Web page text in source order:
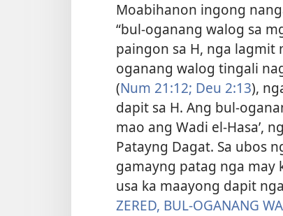
Moabihanon ingong
“bul-oganang walog sa
paingon sa H, nga
oganang walog tingali
(Num 21:12; Deu 2:13),
dapit sa H. Ang bul-
mao ang Wadi el-Hasaʼ,
Patayng Dagat. Sa ubos
gamayng patag nga may
usa ka maayong dapit
ZERED, BUL-OGANANG